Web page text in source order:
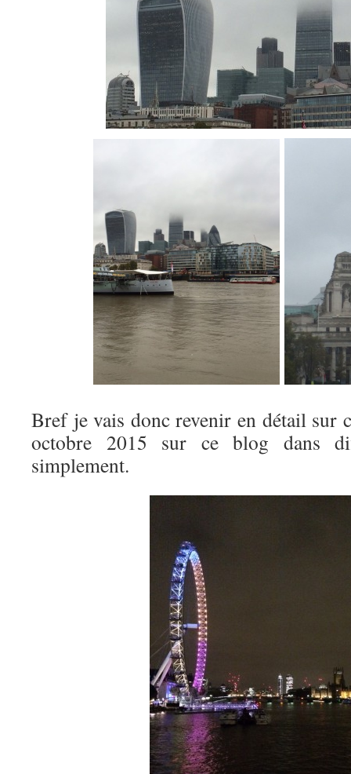
Bref je vais donc revenir en détail sur
octobre 2015 sur ce blog dans
simplement.